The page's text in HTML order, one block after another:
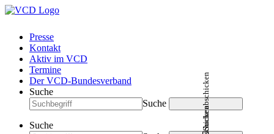
Presse
Kontakt
Aktiv im VCD
Termine
Der VCD-Bundesverband
Suche
Suche
Suche abschicken
Suche